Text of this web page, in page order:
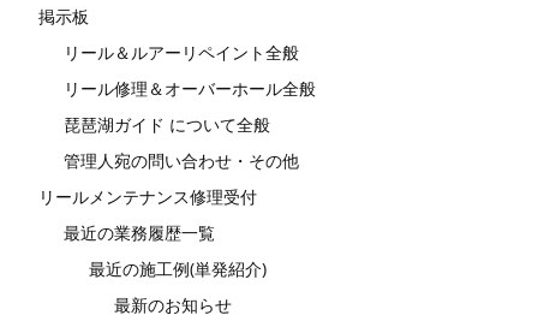
掲示板
リール＆ルアーリペイント全般
リール修理＆オーバーホール全般
琵琶湖ガイド について全般
管理人宛の問い合わせ・その他
リールメンテナンス修理受付
最近の業務履歴一覧
最近の施工例(単発紹介)
最新のお知らせ